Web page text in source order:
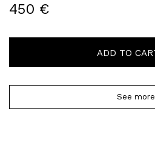
450 €
ADD TO
See more